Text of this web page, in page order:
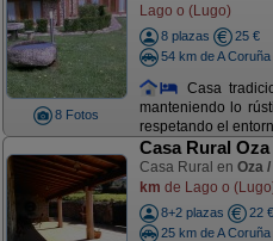
8 Fotos
Lago o (Lugo)
8 plazas
25 €
54 km de A Coruña
Casa
manteniendo lo
respetando el
Casa Rural
Casa Rural en Oza
km de Lago o
8+2 plazas
22 €
25 km de A Coruña